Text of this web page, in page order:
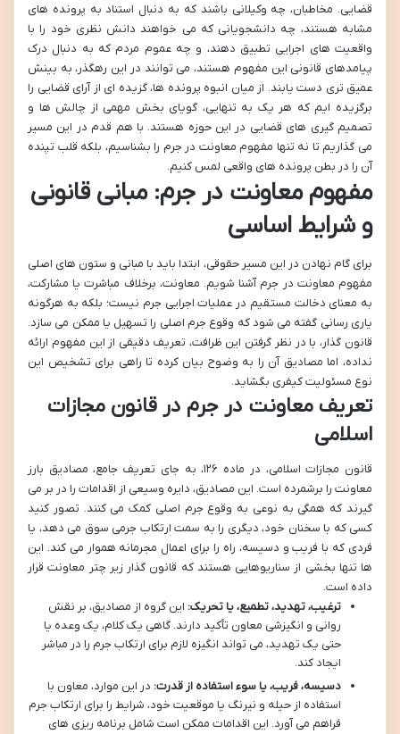
قضایی. مخاطبان، چه وکیلانی باشند که به دنبال استناد به پرونده های
مشابه هستند، چه دانشجویانی که می خواهند دانش نظری خود را با
واقعیت های اجرایی تطبیق دهند، و چه عموم مردم که به دنبال درک
پیامدهای قانونی این مفهوم هستند، می توانند در این رهگذر، به بینش
عمیق تری دست یابند. از میان انبوه پرونده ها، گزیده ای از آرای قضایی را
برگزیده ایم که هر یک به تنهایی، گویای بخش مهمی از چالش ها و
تصمیم گیری های قضایی در این حوزه هستند. با هم قدم در این مسیر
می گذاریم تا نه تنها مفهوم معاونت در جرم را بشناسیم، بلکه قلب تپنده
آن را در بطن پرونده های واقعی لمس کنیم.
مفهوم معاونت در جرم: مبانی قانونی
و شرایط اساسی
برای گام نهادن در این مسیر حقوقی، ابتدا باید با مبانی و ستون های اصلی
مفهوم معاونت در جرم آشنا شویم. معاونت، برخلاف مباشرت یا مشارکت،
به معنای دخالت مستقیم در عملیات اجرایی جرم نیست؛ بلکه به هرگونه
یاری رسانی گفته می شود که وقوع جرم اصلی را تسهیل یا ممکن می سازد.
قانون گذار، با در نظر گرفتن این ظرافت، تعریف دقیقی از این مفهوم ارائه
نداده، اما مصادیق آن را به وضوح بیان کرده تا راهی برای تشخیص این
نوع مسئولیت کیفری بگشاید.
تعریف معاونت در جرم در قانون مجازات
اسلامی
قانون مجازات اسلامی، در ماده ۱۲۶، به جای تعریف جامع، مصادیق بارز
معاونت را برشمرده است. این مصادیق، دایره وسیعی از اقدامات را در بر می
گیرند که همگی به نوعی به وقوع جرم اصلی کمک می کنند. تصور کنید
کسی که با سخنان خود، دیگری را به سمت ارتکاب جرمی سوق می دهد، یا
فردی که با فریب و دسیسه، راه را برای اعمال مجرمانه هموار می کند. این
ها تنها بخشی از سناریوهایی هستند که قانون گذار زیر چتر معاونت قرار
داده است.
ترغیب، تهدید، تطمیع، یا تحریک: این گروه از مصادیق، بر نقش
روانی و انگیزشی معاون تأکید دارند. گاهی یک کلام، یک وعده یا
حتی یک تهدید، می تواند انگیزه لازم برای ارتکاب جرم را در مباشر
ایجاد کند.
دسیسه، فریب، یا سوء استفاده از قدرت: در این موارد، معاون با
استفاده از حیله و نیرنگ یا موقعیت خود، شرایط را برای ارتکاب جرم
فراهم می آورد. این اقدامات ممکن است شامل برنامه ریزی های